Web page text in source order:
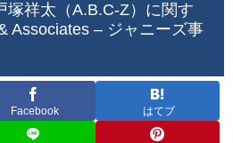
塚祥太（A.B.C-Z）に関す
Associates – ジャニーズ事
Facebook はてブ